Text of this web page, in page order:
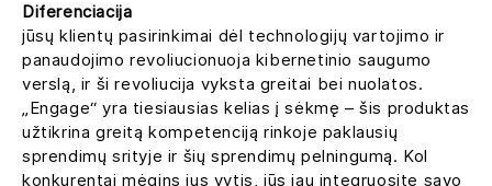
Diferenciacija
jūsų klientų pasirinkimai dėl technologijų vartojimo ir
panaudojimo revoliucionuoja kibernetinio saugumo
verslą, ir ši revoliucija vyksta greitai bei nuolatos.
„Engage“ yra tiesiausias kelias į sėkmę – šis produktas
užtikrina greitą kompetenciją rinkoje paklausių
sprendimų srityje ir šių sprendimų pelningumą. Kol
konkurentai mėgins jus vytis, jūs jau integruosite savo